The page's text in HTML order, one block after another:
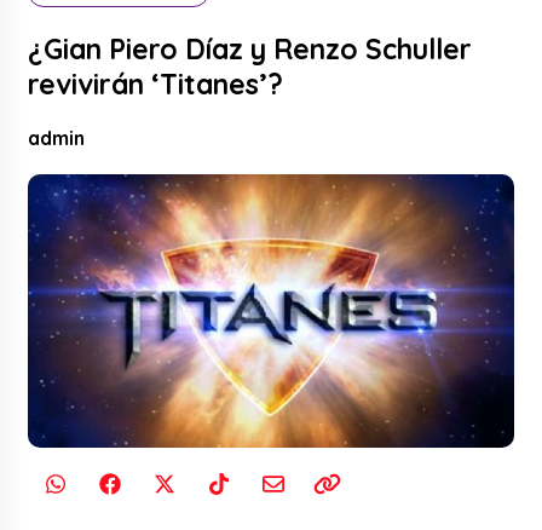
¿Gian Piero Díaz y Renzo Schuller
revivirán ‘Titanes’?
admin